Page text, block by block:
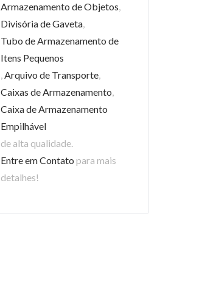
Armazenamento de Objetos,
Divisória de Gaveta,
Tubo de Armazenamento de
Itens Pequenos
,Arquivo de Transporte,
Caixas de Armazenamento,
Caixa de Armazenamento
Empilhável
de alta qualidade.
Entre em Contato para mais
detalhes!